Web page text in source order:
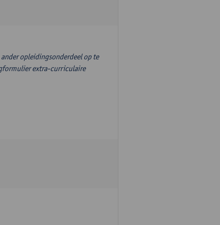
opleidingsonderdeel op te
extra-curriculaire